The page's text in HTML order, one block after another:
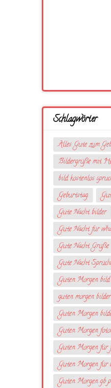
Schlagwörter
Alles Gute zum
Bildergrüße mit
bild kostenlos
Geburtstag
Gute Nacht bilder
Gute Nacht für
Gute Nacht Grüße
Gute Nacht
Guten Morgen bild
guten morgen bilder
Guten Morgen
Guten Morgen
Guten Morgen für
Guten Morgen für
Guten Morgen gb